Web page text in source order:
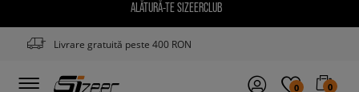
ALĂTURĂ-TE SIZEERCLUB
Livrare gratuită peste 400 RON
0 0